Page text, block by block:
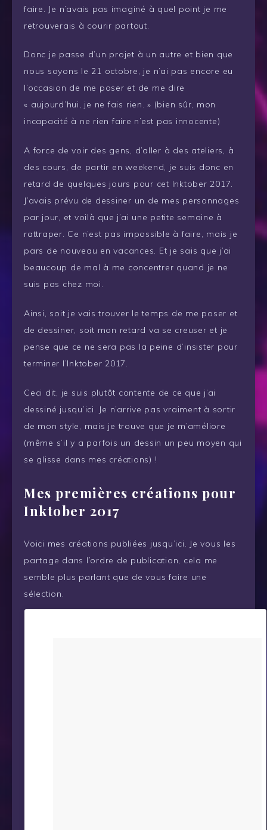
faire. Je n’avais pas imaginé à quel point je me
retrouverais à courir partout.
Donc je passe d’un projet à un autre et bien que
nous soyons le 21 octobre, je n’ai pas encore eu
l’occasion de me poser et de me dire
« aujourd’hui, je ne fais rien. » (bien sûr, mon
incapacité à ne rien faire n’est pas innocente)
A force de voir des gens, d’aller à des ateliers, à
des cours, de partir en weekend, je suis donc en
retard de quelques jours pour cet Inktober 2017.
J’avais prévu de dessiner un de mes personnages
par jour, et voilà que j’ai une petite semaine à
rattraper. Ce n’est pas impossible à faire, mais je
pars de nouveau en vacances. Et je sais que j’ai
beaucoup de mal à me concentrer quand je ne
suis pas chez moi.
Ainsi, soit je vais trouver le temps de me poser et
de dessiner, soit mon retard va se creuser et je
pense que ce ne sera pas la peine d’insister pour
terminer l’Inktober 2017.
Ceci dit, je suis plutôt contente de ce que j’ai
dessiné jusqu’ici. Je n’arrive pas vraiment à sortir
de mon style, mais je trouve que je m’améliore
(même s’il y a parfois un dessin un peu moyen qui
se glisse dans mes créations) !
Mes premières créations pour
Inktober 2017
Voici mes créations publiées jusqu’ici. Je vous les
partage dans l’ordre de publication, cela me
semble plus parlant que de vous faire une
sélection.